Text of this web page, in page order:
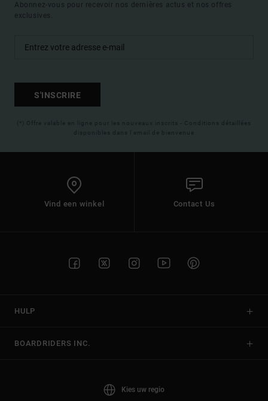
Abonnez-vous pour recevoir nos dernières actus et nos offres
exclusives.
S'INSCRIRE
(*) Offre valable en ligne pour les nouveaux inscrits - Conditions détaillées
disponibles dans l'email de bienvenue
Vind een winkel Contact Us
HULP
BOARDRIDERS INC.
Kies uw regio